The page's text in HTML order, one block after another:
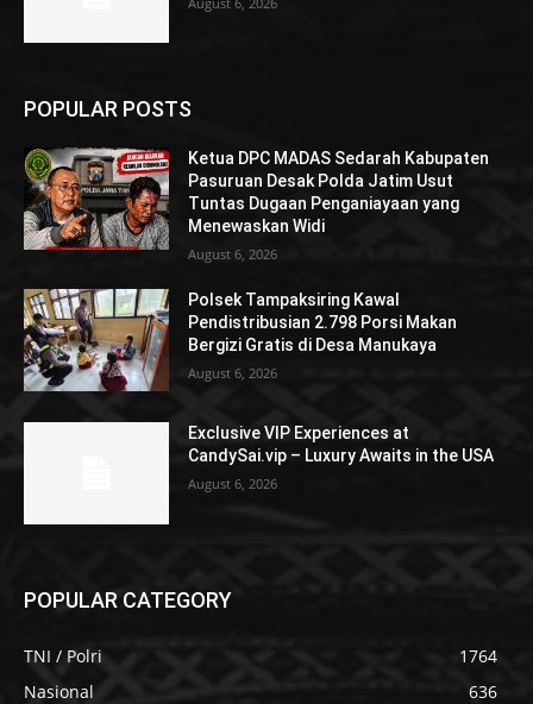
POPULAR POSTS
Ketua DPC MADAS Sedarah Kabupaten
Pasuruan Desak Polda Jatim Usut
Tuntas Dugaan Penganiayaan yang
Menewaskan Widi
August 6, 2026
Polsek Tampaksiring Kawal
Pendistribusian 2.798 Porsi Makan
Bergizi Gratis di Desa Manukaya
August 6, 2026
Exclusive VIP Experiences at
CandySai.vip – Luxury Awaits in the USA
August 6, 2026
POPULAR CATEGORY
TNI / Polri
1764
Nasional
636